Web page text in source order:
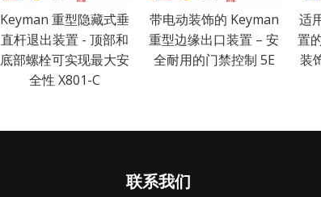
Keyman 重型隐藏式垂
直杆退出装置 - 顶部和
底部螺栓可实现最大安
全性 X801-C
带电动装饰的 Keyman
重型边缘出口装置 – 安
全耐用的门禁控制 5E
适
置
装
联系我们